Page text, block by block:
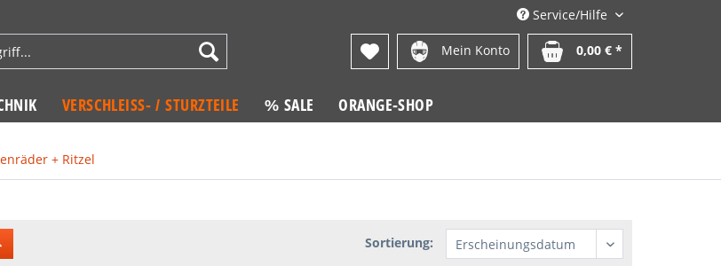
Service/Hilfe
Mein Konto 0,00 € *
VERSCHLEISS- / STURZTEILE % SALE ORANGE-SHOP
+ Ritzel
Sortierung: